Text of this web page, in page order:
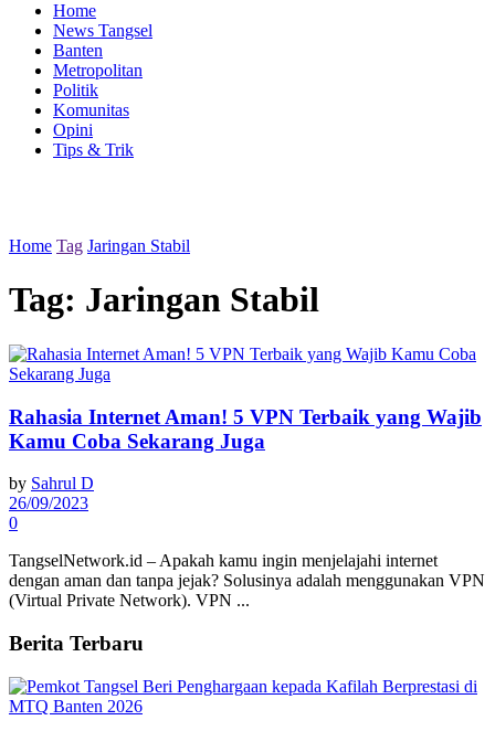
Home
News Tangsel
Banten
Metropolitan
Politik
Komunitas
Opini
Tips & Trik
Home Tag Jaringan Stabil
Tag: Jaringan Stabil
Rahasia Internet Aman! 5 VPN Terbaik yang Wajib
Kamu Coba Sekarang Juga
by Sahrul D
26/09/2023
0
TangselNetwork.id – Apakah kamu ingin menjelajahi internet
dengan aman dan tanpa jejak? Solusinya adalah menggunakan VPN
(Virtual Private Network). VPN ...
Berita Terbaru